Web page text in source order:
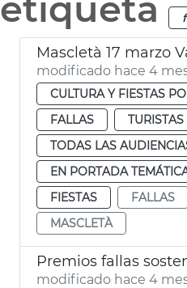
Mascletà 17 marzo
modificado hace 4
CULTURA Y FIESTAS
FALLAS
TURISTAS
TODAS LAS
EN PORTADA
FIESTAS
FALLAS
MASCLETÀ
Premios fallas
modificado hace 4